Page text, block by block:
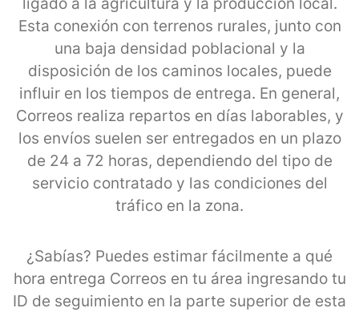
Esta conexión con terrenos rurales, junto con
una baja densidad poblacional y la
disposición de los caminos locales, puede
influir en los tiempos de entrega. En general,
Correos realiza repartos en días laborables, y
los envíos suelen ser entregados en un plazo
de 24 a 72 horas, dependiendo del tipo de
servicio contratado y las condiciones del
tráfico en la zona.
¿Sabías? Puedes estimar fácilmente a qué
hora entrega Correos en tu área ingresando tu
ID de seguimiento en la parte superior de esta